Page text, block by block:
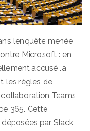
l’enquête menée
Microsoft : en
accusé la
les règles de
Teams
365. Cette
par Slack